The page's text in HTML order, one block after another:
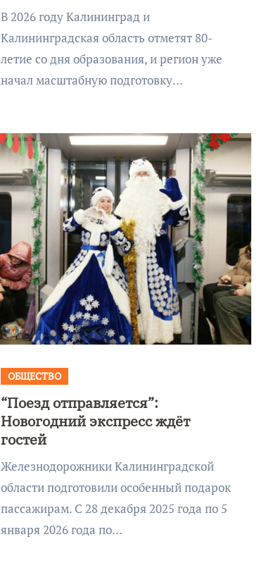
В 2026 году Калининград и
Калининградская область отметят 80-
летие со дня образования, и регион уже
начал масштабную подготовку…
ОБЩЕСТВО
“Поезд отправляется”:
Новогодний экспресс ждёт
гостей
Железнодорожники Калининградской
области подготовили особенный подарок
пассажирам. С 28 декабря 2025 года по 5
января 2026 года по…